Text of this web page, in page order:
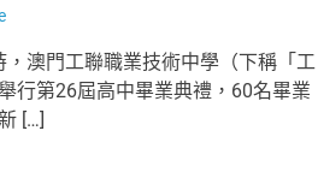
澳門工聯職業技術中學（下稱「工
行第26屆高中畢業典禮，60名畢業
[…]